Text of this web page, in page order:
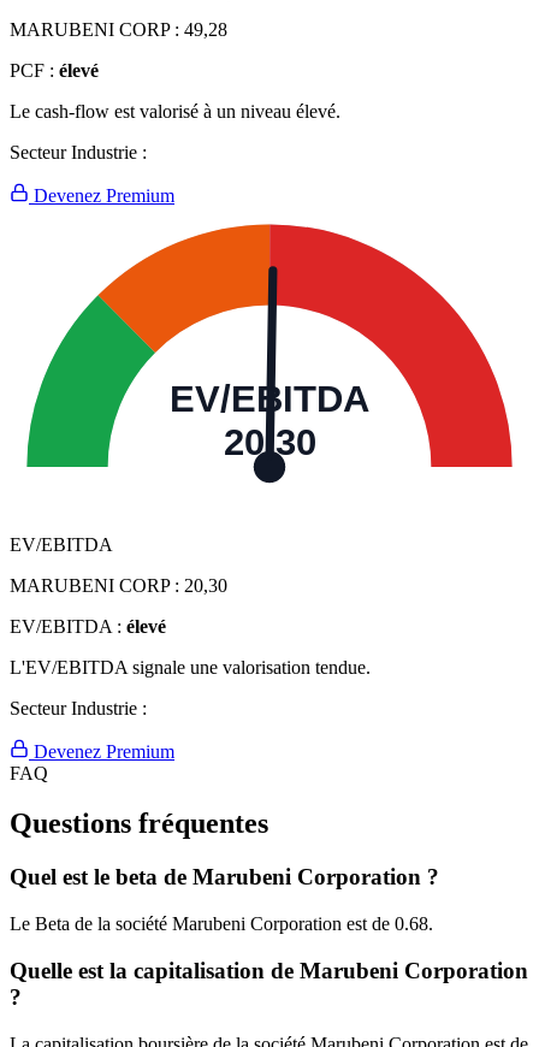
MARUBENI CORP : 49,28
PCF : élevé
Le cash-flow est valorisé à un niveau élevé.
Secteur Industrie :
Devenez Premium
EV/EBITDA
20,30
EV/EBITDA
MARUBENI CORP : 20,30
EV/EBITDA : élevé
L'EV/EBITDA signale une valorisation tendue.
Secteur Industrie :
Devenez Premium
FAQ
Questions fréquentes
Quel est le beta de Marubeni Corporation ?
Le Beta de la société Marubeni Corporation est de 0.68.
Quelle est la capitalisation de Marubeni Corporation
?